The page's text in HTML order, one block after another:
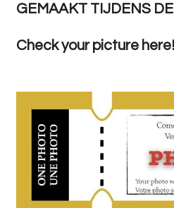
GEMAAKT TIJDENS
Check your picture here!